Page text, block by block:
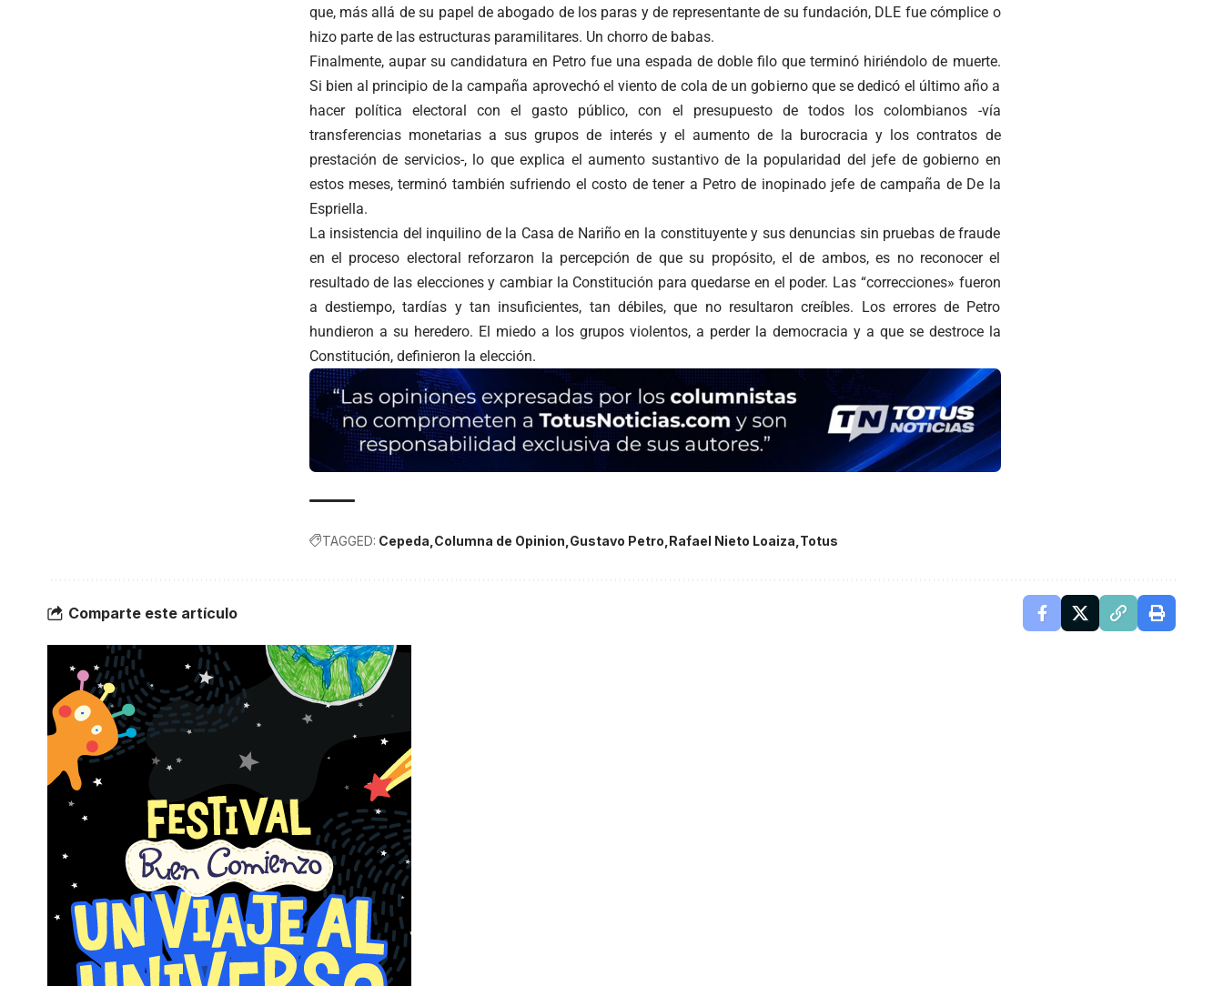
que, más allá de su papel de abogado de los paras y de representante de su fundación, DLE fue cómplice o
hizo parte de las estructuras paramilitares. Un chorro de babas.
Finalmente, aupar su candidatura en Petro fue una espada de doble filo que terminó hiriéndolo de muerte.
Si bien al principio de la campaña aprovechó el viento de cola de un gobierno que se dedicó el último año a
hacer política electoral con el gasto público, con el presupuesto de todos los colombianos -vía
transferencias monetarias a sus grupos de interés y el aumento de la burocracia y los contratos de
prestación de servicios-, lo que explica el aumento sustantivo de la popularidad del jefe de gobierno en
estos meses, terminó también sufriendo el costo de tener a Petro de inopinado jefe de campaña de De la
Espriella.
La insistencia del inquilino de la Casa de Nariño en la constituyente y sus denuncias sin pruebas de fraude
en el proceso electoral reforzaron la percepción de que su propósito, el de ambos, es no reconocer el
resultado de las elecciones y cambiar la Constitución para quedarse en el poder. Las “correcciones» fueron
a destiempo, tardías y tan insuficientes, tan débiles, que no resultaron creíbles. Los errores de Petro
hundieron a su heredero. El miedo a los grupos violentos, a perder la democracia y a que se destroce la
Constitución, definieron la elección.
TAGGED: Cepeda Columna de Opinion Gustavo Petro Rafael Nieto Loaiza Totus
Comparte este artículo